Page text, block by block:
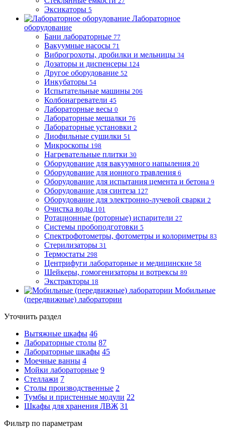
Эксикаторы 5
Лабораторное
оборудование
Бани лабораторные 77
Вакуумные насосы 71
Виброгрохоты, дробилки и мельницы 34
Дозаторы и диспенсеры 124
Другое оборудование 52
Инкубаторы 54
Испытательные машины 206
Колбонагреватели 45
Лабораторные весы 0
Лабораторные мешалки 76
Лабораторные установки 2
Лиофильные сушилки 51
Микроскопы 198
Нагревательные плитки 30
Оборудование для вакуумного напыления 20
Оборудование для ионного травления 6
Оборудование для испытания цемента и бетона 9
Оборудование для синтеза 127
Оборудование для электронно-лучевой сварки 2
Очистка воды 101
Ротационные (роторные) испарители 27
Системы пробоподготовки 5
Спектрофотометры, фотометры и колориметры 83
Стерилизаторы 31
Термостаты 298
Центрифуги лабораторные и медицинские 58
Шейкеры, гомогенизаторы и вотрексы 89
Экстракторы 18
Мобильные
(передвижные) лаборатории
Уточнить раздел
Вытяжные шкафы 46
Лабораторные столы 87
Лабораторные шкафы 45
Моечные ванны 4
Мойки лабораторные 9
Стеллажи 7
Столы производственные 2
Тумбы и пристенные модули 22
Шкафы для хранения ЛВЖ 31
Фильтр по параметрам